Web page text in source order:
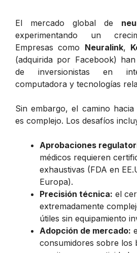
El mercado global de
experimentando un
Empresas como Neuralink,
(adquirida por Facebook)
de inversionistas en
computadora y tecnologías
Sin embargo, el camino
es complejo. Los desafíos
Aprobaciones
médicos requieren
exhaustivas (FDA en
Europa).
Precisión técnica: el
extremadamente
útiles sin equipamiento
Adopción de mercado:
consumidores sobre los